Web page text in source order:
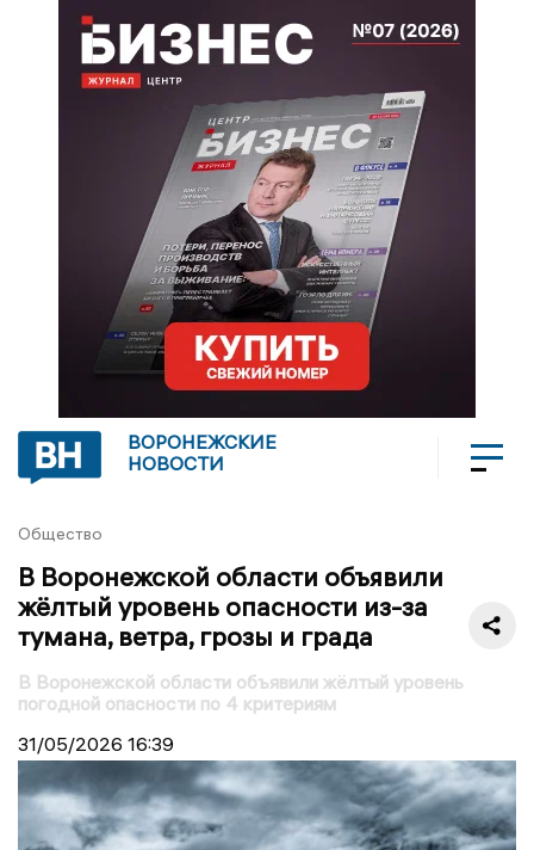
ВОРОНЕЖСКИЕ
НОВОСТИ
Общество
В Воронежской области объявили
жёлтый уровень опасности из-за
тумана, ветра, грозы и града
В Воронежской области объявили жёлтый уровень
погодной опасности по 4 критериям
31/05/2026 16:39